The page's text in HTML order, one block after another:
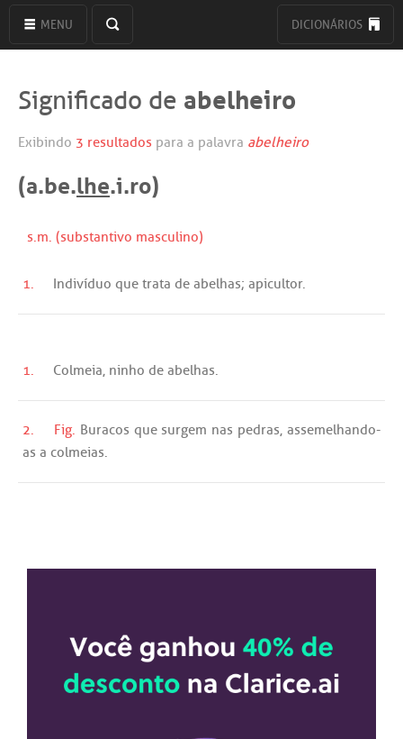
MENU DICIONÁRIOS
Significado de abelheiro
Exibindo 3 resultados para a palavra abelheiro
(a.be.lhe.i.ro)
s.m. (substantivo masculino)
1. Indivíduo que trata de abelhas; apicultor.
1. Colmeia, ninho de abelhas.
2. Fig. Buracos que surgem nas pedras,assemelhando-
as a colmeias.